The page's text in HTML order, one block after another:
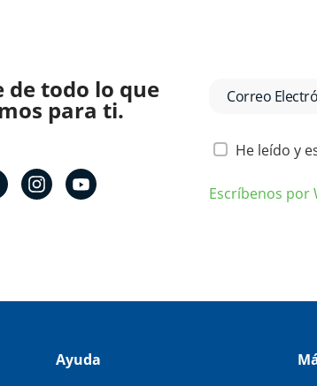
de todo lo que
para ti.
He leído y
Escríbenos por
Ayuda